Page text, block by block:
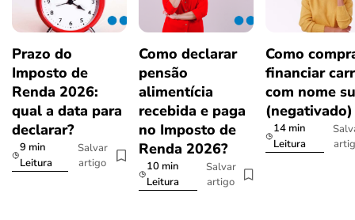
Prazo do
Imposto de
Renda 2026:
qual a data para
declarar?
9 min
Leitura
Salvar
artigo
Como declarar
pensão
alimentícia
recebida e paga
no Imposto de
Renda 2026?
10 min
Leitura
Salvar
artigo
Como
financiar
com nome
(negativado)
14 min
Leitura